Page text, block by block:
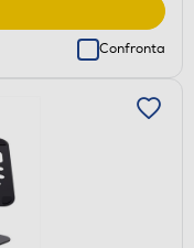
Confronta